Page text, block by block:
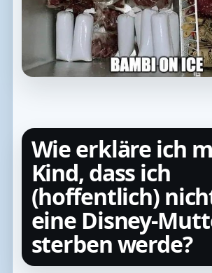
Wie erkläre ich
Kind, dass ich
(hoffentlich)
eine Disney-
sterben werde?